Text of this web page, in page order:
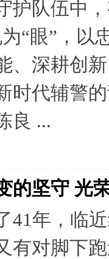
护队伍中
“眼”，以
、深耕创
时代辅警
良 ...
的坚守 光
41年，临
有对脚下